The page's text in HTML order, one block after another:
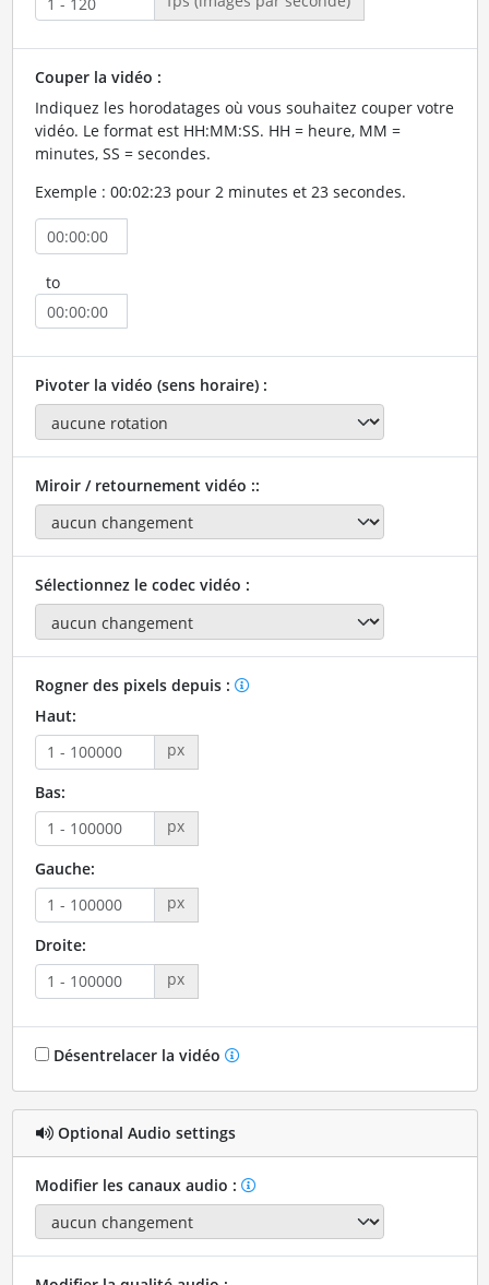
Couper la vidéo :
Indiquez les horodatages où vous souhaitez couper votre
vidéo. Le format est HH:MM:SS. HH = heure, MM =
minutes, SS = secondes.
Exemple : 00:02:23 pour 2 minutes et 23 secondes.
to
Pivoter la vidéo (sens horaire) :
Miroir / retournement vidéo ::
Sélectionnez le codec vidéo :
Rogner des pixels depuis :
Haut:
px
Bas:
px
Gauche:
px
Droite:
px
Désentrelacer la vidéo
Optional Audio settings
Modifier les canaux audio :